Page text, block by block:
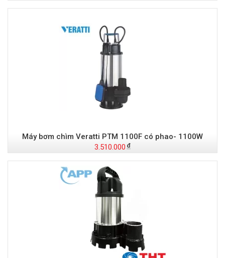
Máy bơm chìm Veratti PTM 1100F có phao- 1100W
3.510.000